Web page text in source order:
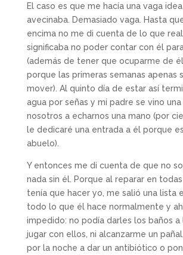
El caso es que me hacía una vaga
avecinaba. Demasiado vaga. Hasta
encima no me di cuenta de lo que
significaba no poder contar con él
(además de tener que ocuparme de
porque las primeras semanas apenas
mover). Al quinto día de estar así
agua por señas y mi padre se vino
nosotros a echarnos una mano (por
le dedicaré una entrada a él porque
abuelo).
Y entonces me di cuenta de que no
nada sin él. Porque al reparar en
tenía que hacer yo, me salió una lista
todo lo que él hace normalmente y
impedido: no podía darles los baños a
jugar con ellos, ni alcanzarme un
por la noche a dar un antibiótico o